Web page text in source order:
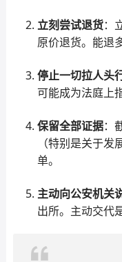
立刻尝试退货：
原价退货。能退
停止一切拉人头
可能成为法庭上
保留全部证据：
（特别是关于
单。
主动向公安机关
出所。主动交代